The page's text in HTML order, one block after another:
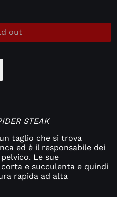
out
STEAK
taglio che si trova
ed è il responsabile dei
Le sue
e succulenta e quindi
rapida ad alta